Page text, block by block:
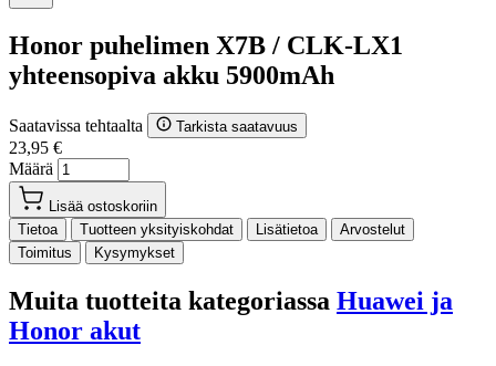
Honor puhelimen X7B / CLK-LX1
yhteensopiva akku 5900mAh
Saatavissa tehtaalta Tarkista saatavuus
23,95 €
Määrä
Lisää ostoskoriin
Tietoa
Tuotteen yksityiskohdat Lisätietoa
Arvostelut
Toimitus
Kysymykset
Muita tuotteita kategoriassa Huawei ja
Honor akut